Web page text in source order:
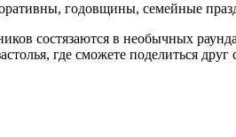
годовщины, семейные
состязаются в необычных
где сможете поделиться